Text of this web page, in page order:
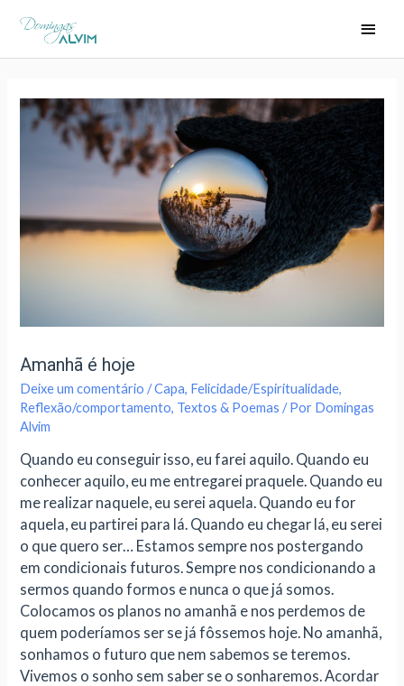
Amanhã é hoje
Deixe um comentário /Capa, Felicidade/Espiritualidade,
Reflexão/comportamento, Textos & Poemas / Por Domingas
Alvim
Quando eu conseguir isso, eu farei aquilo. Quando eu
conhecer aquilo, eu me entregarei praquele. Quando eu
me realizar naquele, eu serei aquela. Quando eu for
aquela, eu partirei para lá. Quando eu chegar lá, eu serei
o que quero ser… Estamos sempre nos postergando
em condicionais futuros. Sempre nos condicionando a
sermos quando formos e nunca o que já somos.
Colocamos os planos no amanhã e nos perdemos de
quem poderíamos ser se já fôssemos hoje. No amanhã,
sonhamos o futuro que nem sabemos se teremos.
Vivemos o sonho sem saber se o sonharemos. Acordar